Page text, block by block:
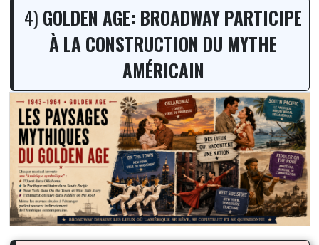
4) GOLDEN AGE: BROADWAY PARTICIPE
À LA CONSTRUCTION DU MYTHE
AMÉRICAIN